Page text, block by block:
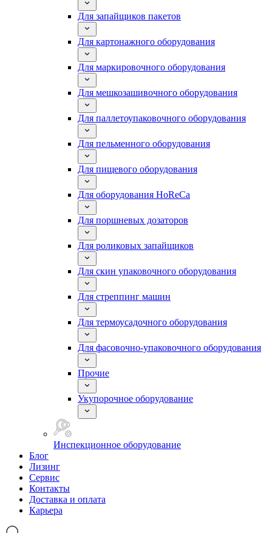
Для запайщиков пакетов
Для картонажного оборудования
Для маркировочного оборудования
Для мешкозашивочного оборудования
Для паллетоупаковочного оборудования
Для пельменного оборудования
Для пищевого оборудования
Для оборудования HoReCa
Для поршневых дозаторов
Для роликовых запайщиков
Для скин упаковочного оборудования
Для стреппинг машин
Для термоусадочного оборудования
Для фасовочно-упаковочного оборудования
Прочие
Укупорочное оборудование
Инспекционное оборудование
Блог
Лизинг
Сервис
Контакты
Доставка и оплата
Карьера